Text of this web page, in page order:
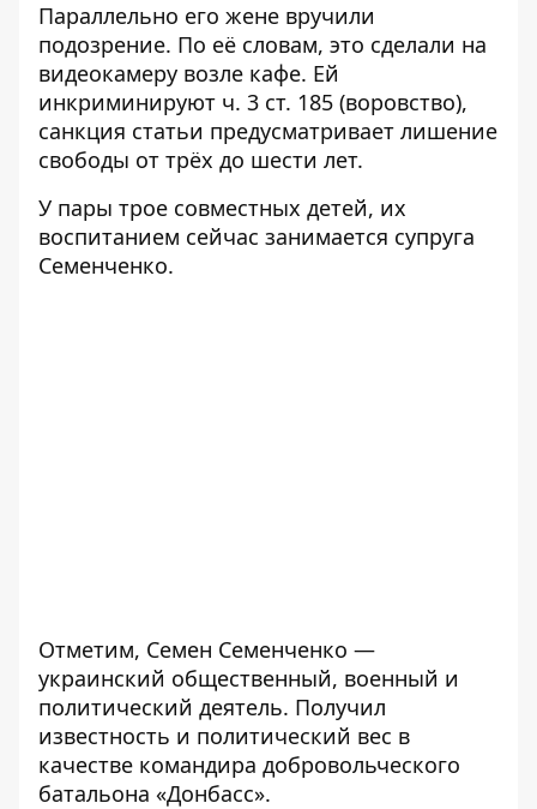
Параллельно его жене вручили
подозрение. По её словам, это сделали на
видеокамеру возле кафе. Ей
инкриминируют ч. 3 ст. 185 (воровство),
санкция статьи предусматривает лишение
свободы от трёх до шести лет.
У пары трое совместных детей, их
воспитанием сейчас занимается супруга
Семенченко.
Отметим, Семен Семенченко —
украинский общественный, военный и
политический деятель. Получил
известность и политический вес в
качестве командира добровольческого
батальона «Донбасс».